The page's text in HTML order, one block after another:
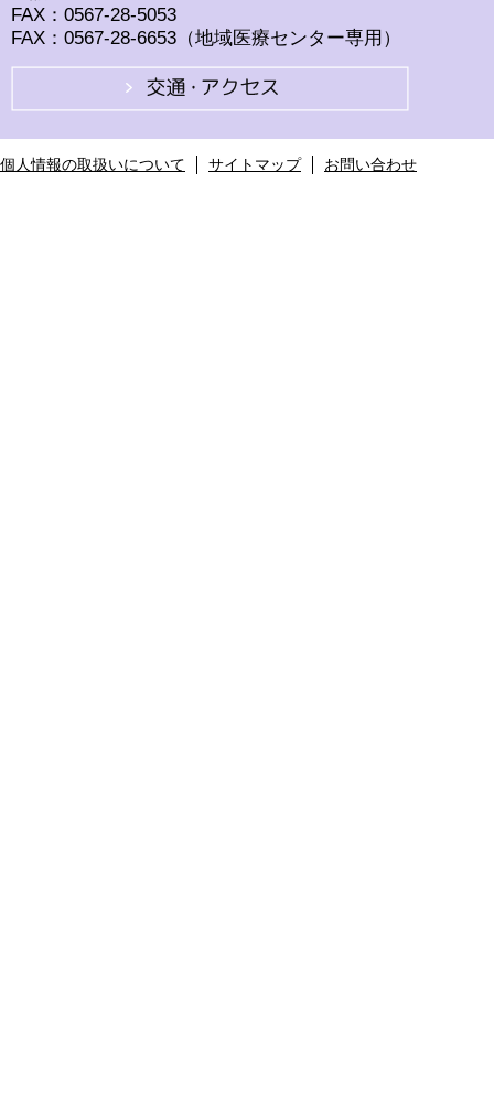
FAX：0567-28-5053
FAX：0567-28-6653（地域医療センター専用）
個人情報の取扱いについて サイトマップ お問い合わせ